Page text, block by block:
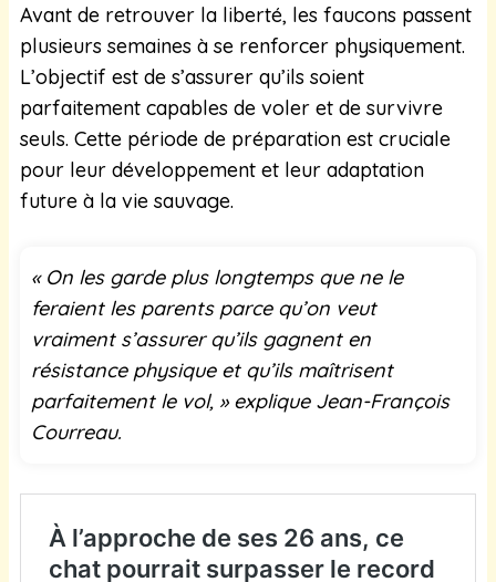
Avant de retrouver la liberté, les faucons passent
plusieurs semaines à se renforcer physiquement.
L’objectif est de s’assurer qu’ils soient
parfaitement capables de voler et de survivre
seuls. Cette période de préparation est cruciale
pour leur développement et leur adaptation
future à la vie sauvage.
« On les garde plus longtemps que ne le
feraient les parents parce qu’on veut
vraiment s’assurer qu’ils gagnent en
résistance physique et qu’ils maîtrisent
parfaitement le vol, » explique Jean-François
Courreau.